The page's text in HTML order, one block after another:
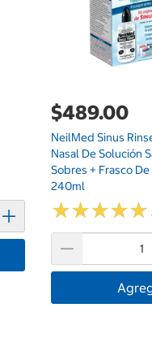
$489.00
NeilMed Sinus
Nasal De Solución
Sobres + Frasco
240ml
★★★★★
★★★★★